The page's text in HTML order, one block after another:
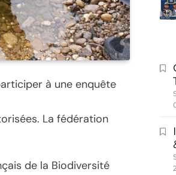
à une enquête
La fédération
de la Biodiversité